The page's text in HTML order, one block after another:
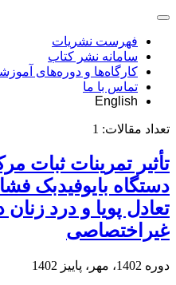
فهرست نشریات
سامانه نشر کتاب
کارگاه‌ها و دوره‌های
تماس با ما
English
تعداد مقالات: 1
تأثیر تمرینات ثبات
دستگاه بایوفیدبک
تعادل پویا و درد
غیراختصاصی
دوره 1402، مهر، پاییز 1402